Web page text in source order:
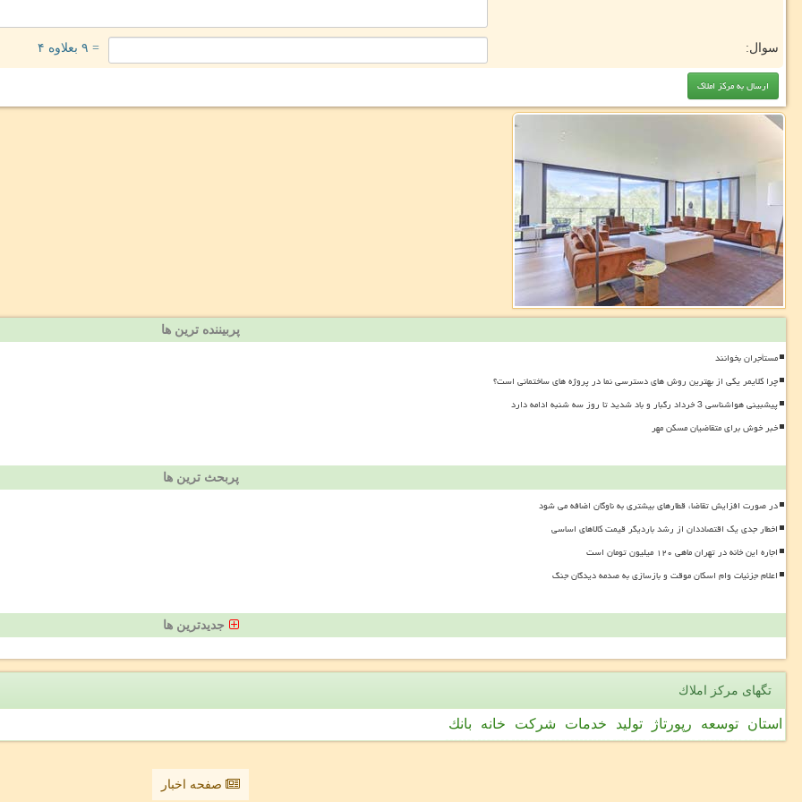
سوال: = ۹ بعلاوه ۴
پربیننده ترین ها
مستأجران بخوانند
چرا کلایمر یکی از بهترین روش های دسترسی نما در پروژه های ساختمانی است؟
پیشبینی هواشناسی 3 خرداد رگبار و باد شدید تا روز سه شنبه ادامه دارد
خبر خوش برای متقاضیان مسکن مهر
پربحث ترین ها
در صورت افزایش تقاضا، قطارهای بیشتری به ناوگان اضافه می شود
اخطار جدی یک اقتصاددان از رشد باردیگر قیمت کالاهای اساسی
اجاره این خانه در تهران ماهی ۱۲۰ میلیون تومان است
اعلام جزئیات وام اسکان موقت و بازسازی به صدمه دیدگان جنگ
جدیدترین ها
تگهای مركز املاك
استان توسعه رپورتاژ تولید خدمات شركت خانه بانك
صفحه اخبار